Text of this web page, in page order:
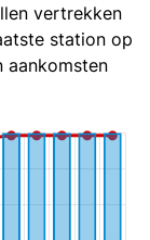
vertrekken
station op
aankomsten